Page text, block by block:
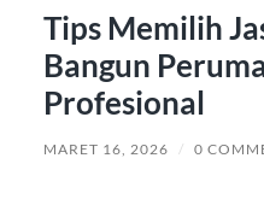
Tips Memilih
Bangun
Profesional
MARET 16, 2026 / 0